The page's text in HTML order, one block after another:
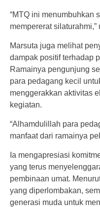
“MTQ ini menumbuhkan
mempererat silaturahmi,”
Marsuta juga melihat
dampak positif terhadap
Ramainya pengunjung
para pedagang kecil
menggerakkan aktivitas
kegiatan.
“Alhamdulillah para
manfaat dari ramainya
Ia mengapresiasi
yang terus
pembinaan umat.
yang diperlombakan,
generasi muda untuk